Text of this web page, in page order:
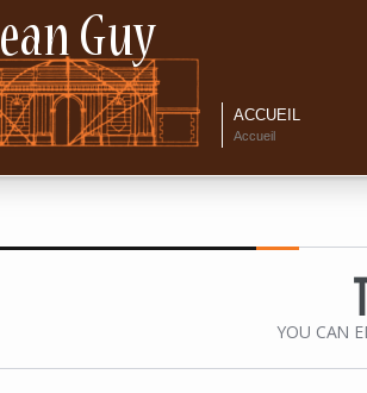
ACCUEIL
Accueil
YOU CAN